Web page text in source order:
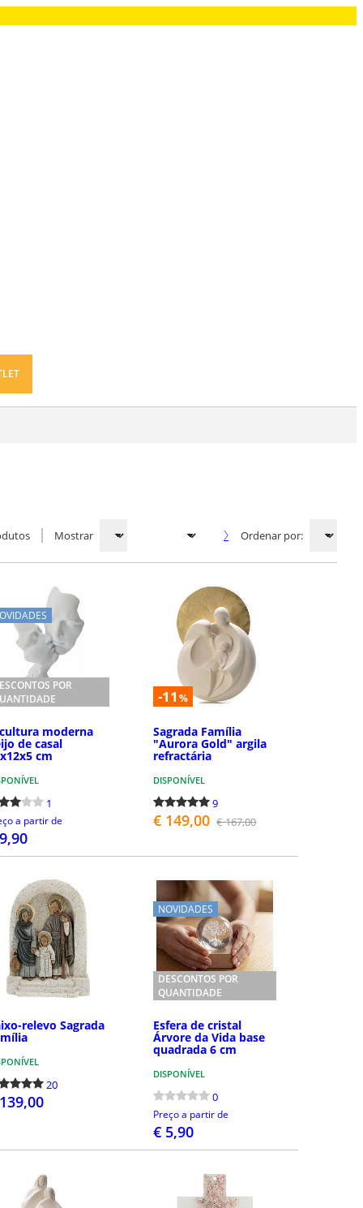
Mostrar Ordenar por:
POR
moderna
de casal
cm
1
a partir de
-11 %
Sagrada Família
"Aurora Gold" argila
refractária
DISPONÍVEL
9
€ 149,00 € 167,00
relevo Sagrada
20
NOVIDADES
DESCONTOS POR
QUANTIDADE
Esfera de cristal
Árvore da Vida base
quadrada 6 cm
DISPONÍVEL
0
Preço a partir de
€ 5,90